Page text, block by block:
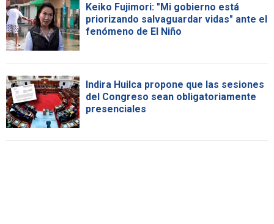
Keiko Fujimori: "Mi gobierno está
priorizando salvaguardar vidas" ante el
fenómeno de El Niño
Indira Huilca propone que las sesiones
del Congreso sean obligatoriamente
presenciales